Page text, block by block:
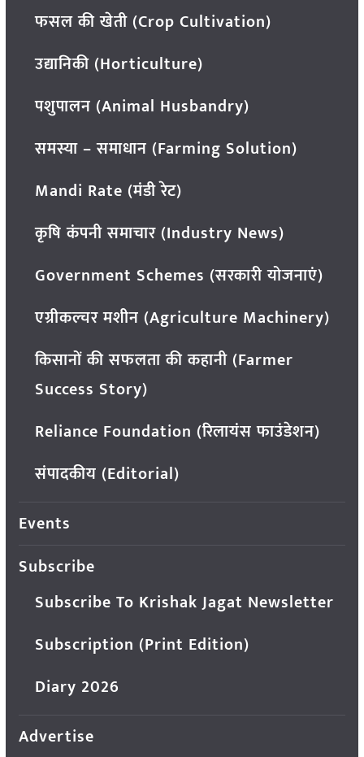
फसल की खेती (Crop Cultivation)
उद्यानिकी (Horticulture)
पशुपालन (Animal Husbandry)
समस्या – समाधान (Farming Solution)
Mandi Rate (मंडी रेट)
कृषि कंपनी समाचार (Industry News)
Government Schemes (सरकारी योजनाएं)
एग्रीकल्चर मशीन (Agriculture Machinery)
किसानों की सफलता की कहानी (Farmer
Success Story)
Reliance Foundation (रिलायंस फाउंडेशन)
संपादकीय (Editorial)
Events
Subscribe
Subscribe To Krishak Jagat Newsletter
Subscription (Print Edition)
Diary 2026
Advertise